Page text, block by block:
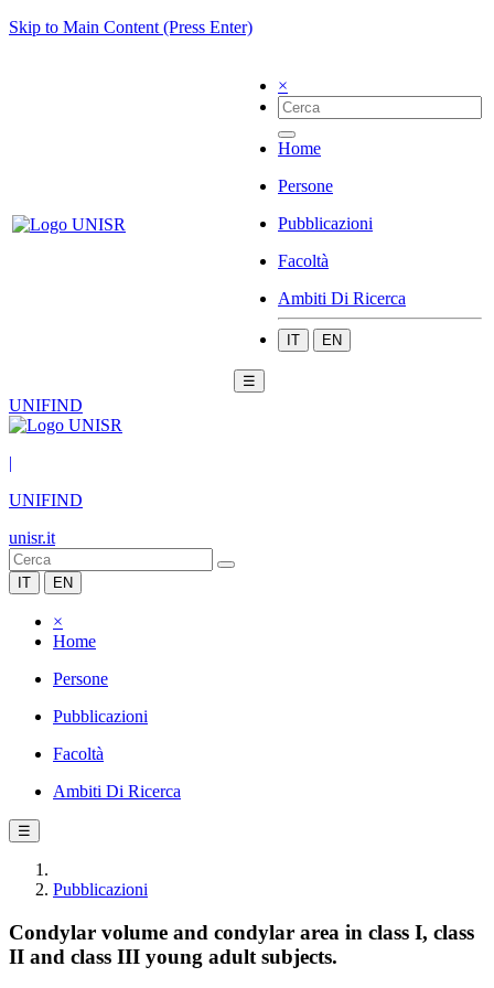
Skip to Main Content (Press Enter)
×
Home
Persone
Pubblicazioni
Facoltà
Ambiti Di Ricerca
IT EN
☰
UNIFIND
|
UNIFIND
unisr.it
IT EN
×
Home
Persone
Pubblicazioni
Facoltà
Ambiti Di Ricerca
☰
Pubblicazioni
Condylar volume and condylar area in class I, class
II and class III young adult subjects.